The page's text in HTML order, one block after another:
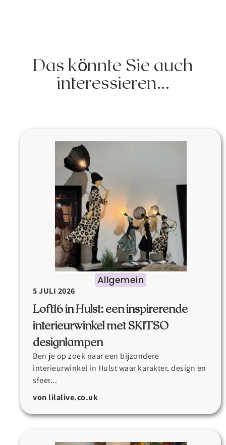
Das könnte Sie auch
interessieren...
Allgemein
5 JULI 2026
Loft16 in Hulst: een inspirerende
interieurwinkel met SKITSO
designlampen
Ben je op zoek naar een bijzondere
interieurwinkel in Hulst waar karakter, design en
sfeer...
von lilalive.co.uk